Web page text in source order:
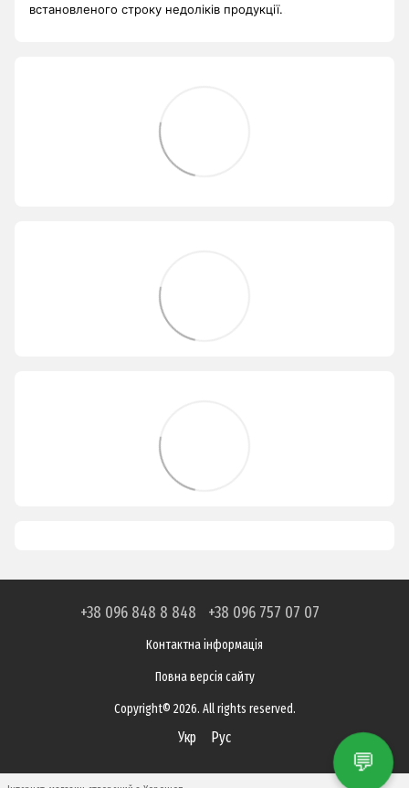
💬
встановленого строку недоліків продукції.
+38 096 848 8 848 +38 096 757 07 07
Контактна інформація
Повна версія сайту
Copyright© 2026. All rights reserved.
Укр Рус